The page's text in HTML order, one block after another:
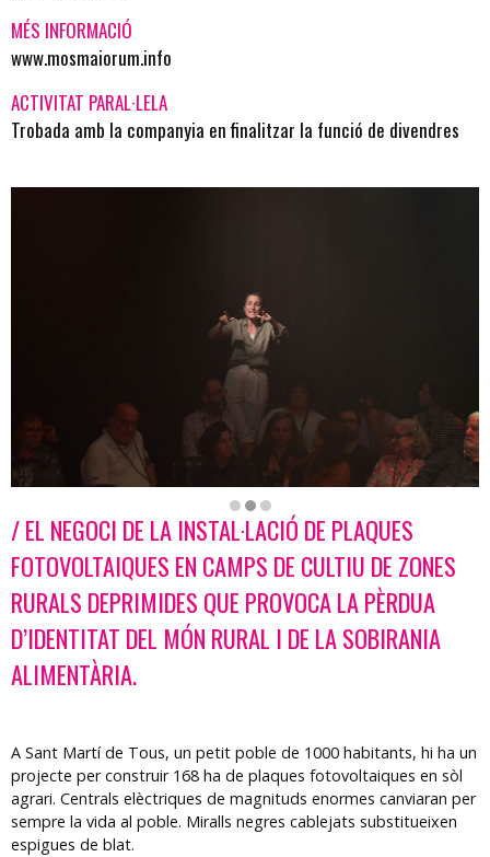
MÉS INFORMACIÓ
www.mosmaiorum.info
ACTIVITAT PARAL·LELA
Trobada amb la companyia en finalitzar la funció de divendres
Diapositiva 2 de 3: Solar
/ EL NEGOCI DE LA INSTAL·LACIÓ DE PLAQUES
FOTOVOLTAIQUES EN CAMPS DE CULTIU DE ZONES
RURALS DEPRIMIDES QUE PROVOCA LA PÈRDUA
D’IDENTITAT DEL MÓN RURAL I DE LA SOBIRANIA
ALIMENTÀRIA.
A Sant Martí de Tous, un petit poble de 1000 habitants, hi ha un
projecte per construir 168 ha de plaques fotovoltaiques en sòl
agrari. Centrals elèctriques de magnituds enormes canviaran per
sempre la vida al poble. Miralls negres cablejats substitueixen
espigues de blat.